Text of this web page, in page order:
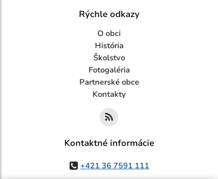
Rýchle odkazy
O obci
História
Školstvo
Fotogaléria
Partnerské obce
Kontakty
Kontaktné informácie
+421 36 7591 111